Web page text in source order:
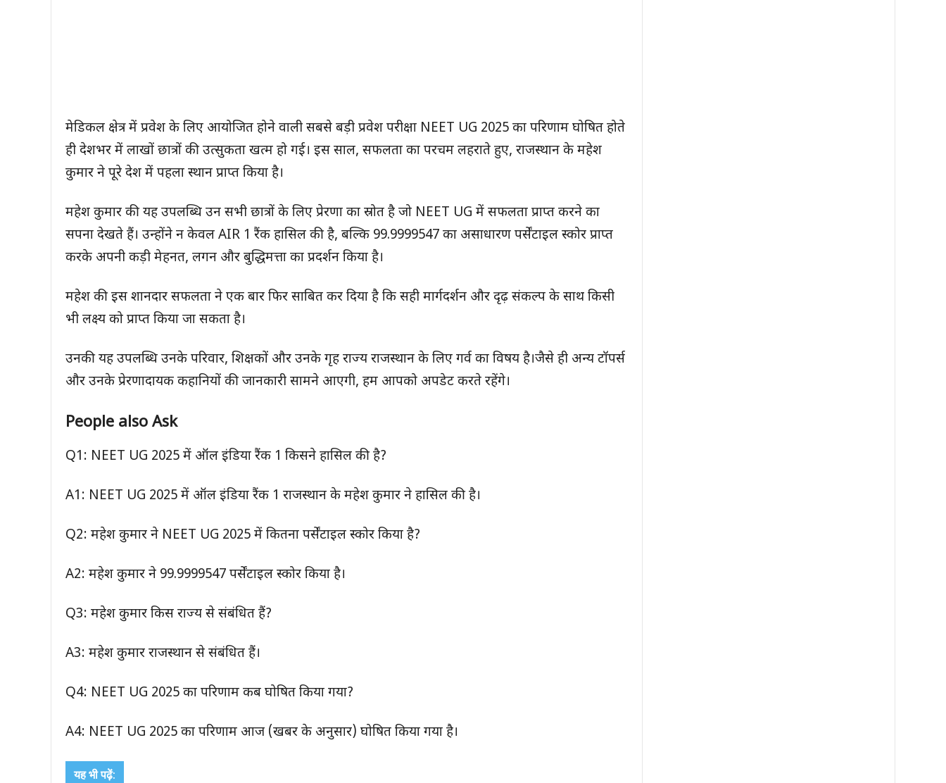
मेडिकल क्षेत्र में प्रवेश के लिए आयोजित होने वाली सबसे बड़ी प्रवेश परीक्षा NEET UG 2025 का परिणाम घोषित होते
ही देशभर में लाखों छात्रों की उत्सुकता खत्म हो गई। इस साल, सफलता का परचम लहराते हुए, राजस्थान के महेश
कुमार ने पूरे देश में पहला स्थान प्राप्त किया है।
महेश कुमार की यह उपलब्धि उन सभी छात्रों के लिए प्रेरणा का स्रोत है जो NEET UG में सफलता प्राप्त करने का
सपना देखते हैं। उन्होंने न केवल AIR 1 रैंक हासिल की है, बल्कि 99.9999547 का असाधारण पर्सेंटाइल स्कोर प्राप्त
करके अपनी कड़ी मेहनत, लगन और बुद्धिमत्ता का प्रदर्शन किया है।
महेश की इस शानदार सफलता ने एक बार फिर साबित कर दिया है कि सही मार्गदर्शन और दृढ़ संकल्प के साथ किसी
भी लक्ष्य को प्राप्त किया जा सकता है।
उनकी यह उपलब्धि उनके परिवार, शिक्षकों और उनके गृह राज्य राजस्थान के लिए गर्व का विषय है।जैसे ही अन्य टॉपर्स
और उनके प्रेरणादायक कहानियों की जानकारी सामने आएगी, हम आपको अपडेट करते रहेंगे।
People also Ask
Q1: NEET UG 2025 में ऑल इंडिया रैंक 1 किसने हासिल की है?
A1: NEET UG 2025 में ऑल इंडिया रैंक 1 राजस्थान के महेश कुमार ने हासिल की है।
Q2: महेश कुमार ने NEET UG 2025 में कितना पर्सेंटाइल स्कोर किया है?
A2: महेश कुमार ने 99.9999547 पर्सेंटाइल स्कोर किया है।
Q3: महेश कुमार किस राज्य से संबंधित हैं?
A3: महेश कुमार राजस्थान से संबंधित हैं।
Q4: NEET UG 2025 का परिणाम कब घोषित किया गया?
A4: NEET UG 2025 का परिणाम आज (खबर के अनुसार) घोषित किया गया है।
यह भी पढ़ें: